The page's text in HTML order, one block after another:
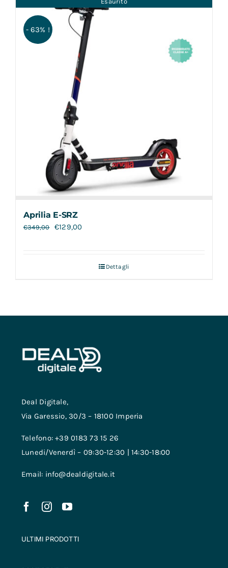
- 63% !
Aprilia E-SRZ
€349,00 €129,00
Dettagli
Deal Digitale,
Via Garessio, 30/3 – 18100 Imperia
Telefono: +39 0183 73 15 26
Lunedi/Venerdì – 09:30-12:30 | 14:30-18:00
Email: info@dealdigitale.it
ULTIMI PRODOTTI